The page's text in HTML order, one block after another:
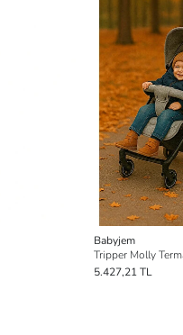
Babyjem
5.427,21 TL